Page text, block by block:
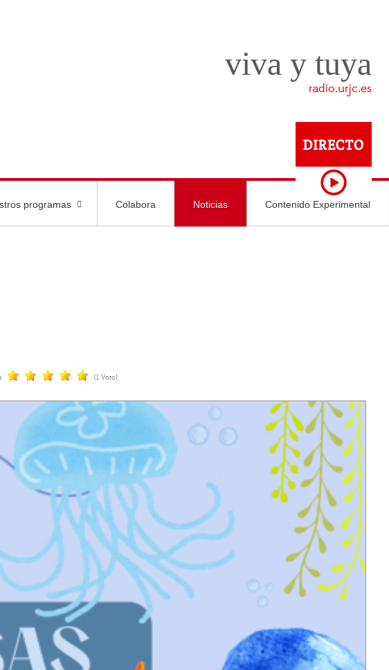
viva y tuya
radio.urjc.es
programas Colabora Noticias Contenido Experimental
(1 Voto)